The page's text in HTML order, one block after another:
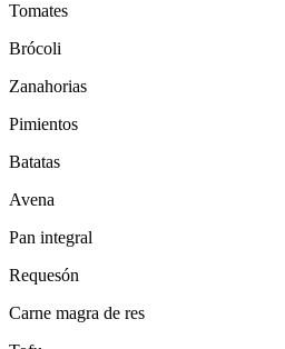
Tomates
Brócoli
Zanahorias
Pimientos
Batatas
Avena
Pan integral
Requesón
Carne magra de res